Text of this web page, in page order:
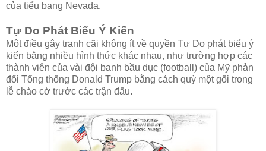
của tiểu bang Nevada.
Tự Do Phát Biểu Ý Kiến
Một điều gây tranh cãi không ít về quyền Tự Do phát biểu ý
kiến bằng nhiều hình thức khác nhau, như trường hợp các
thành viên của vài đội banh bầu dục (football) của Mỹ phản
đối Tổng thống Donald Trump bằng cách quỳ một gối trong
lễ chào cờ trước các trận đấu.